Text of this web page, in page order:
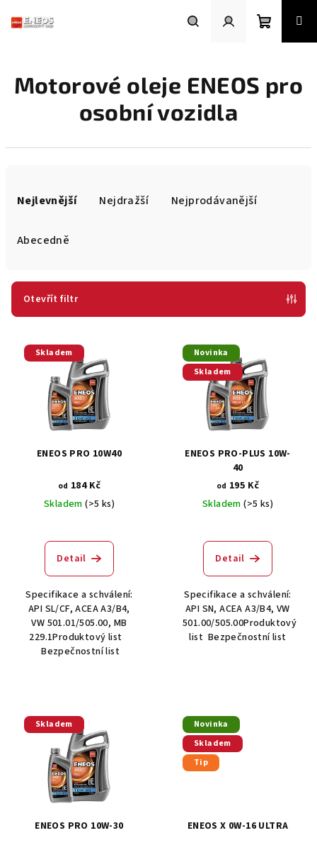
Nákupní
košík
Motorové oleje ENEOS pro
osobní vozidla
r
Nejlevnější Nejdražší Nejprodávanější
Abecedně
Otevřít filtr
Skladem
ENEOS PRO 10W40
od 184 Kč
Skladem(>5 ks)
Detail
Specifikace a schválení:
API SL/CF, ACEA A3/B4,
VW 501.01/505.00, MB
229.1Produktový list
Bezpečnostní list
Novinka
Skladem
ENEOS PRO-PLUS 10W-
40
od 195 Kč
Skladem(>5 ks)
hodnocení
produktu
z
5
hvězdiček.
Detail
Specifikace a schválení:
API SN, ACEA A3/B4, VW
501.00/505.00Produktový
list Bezpečnostní list
Skladem
ENEOS PRO 10W-30
Novinka
Skladem
Tip
ENEOS X 0W-16 ULTRA